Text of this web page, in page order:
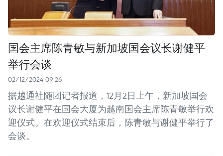
国会主席陈青敏与新加坡国会议长谢健平
举行会谈
02/12/2024 09:26
据越通社随团记者报道，12月2日上午，新加坡国会
议长谢健平在国会大厦为越南国会主席陈青敏举行欢
迎仪式。在欢迎仪式结束后，陈青敏与谢健平举行了
会谈。